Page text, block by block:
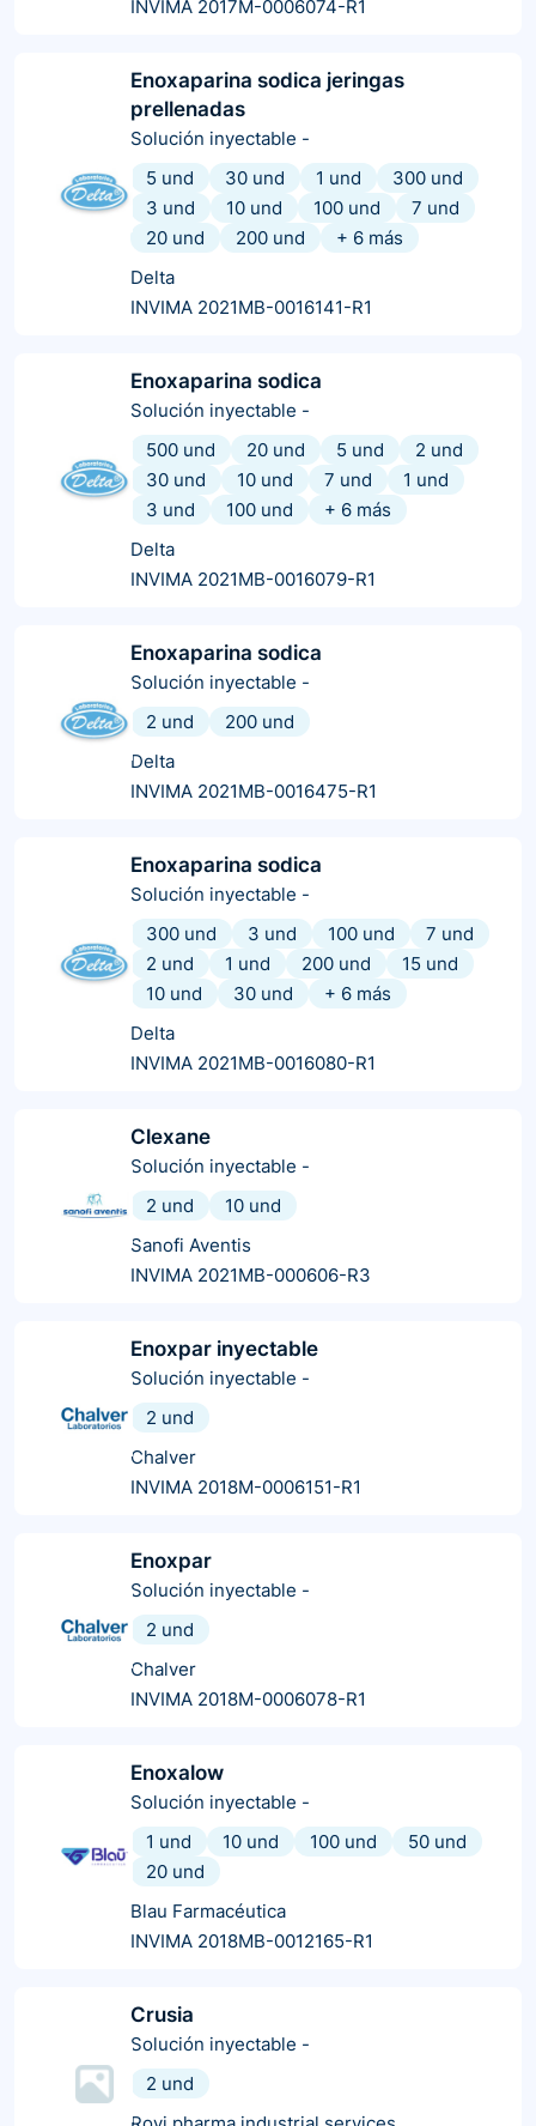
INVIMA 2017M-0006074-R1
Enoxaparina sodica jeringas
prellenadas
Solución inyectable -
5 und
30 und 1 und
300 und
3 und
10 und 100 und
7 und
20 und
200 und + 6 más
Delta
INVIMA 2021MB-0016141-R1
Enoxaparina sodica
Solución inyectable -
500 und
20 und 5 und
2 und
30 und
10 und 7 und
1 und
3 und
100 und + 6 más
Delta
INVIMA 2021MB-0016079-R1
Enoxaparina sodica
Solución inyectable -
2 und
200 und
Delta
INVIMA 2021MB-0016475-R1
Enoxaparina sodica
Solución inyectable -
300 und
3 und 100 und
7 und
2 und
1 und 200 und
15 und
10 und
30 und + 6 más
Delta
INVIMA 2021MB-0016080-R1
Clexane
Solución inyectable -
2 und
10 und
Sanofi Aventis
INVIMA 2021MB-000606-R3
Enoxpar inyectable
Solución inyectable -
2 und
Chalver
INVIMA 2018M-0006151-R1
Enoxpar
Solución inyectable -
2 und
Chalver
INVIMA 2018M-0006078-R1
Enoxalow
Solución inyectable -
1 und
10 und 100 und
50 und
20 und
Blau Farmacéutica
INVIMA 2018MB-0012165-R1
Crusia
Solución inyectable -
2 und